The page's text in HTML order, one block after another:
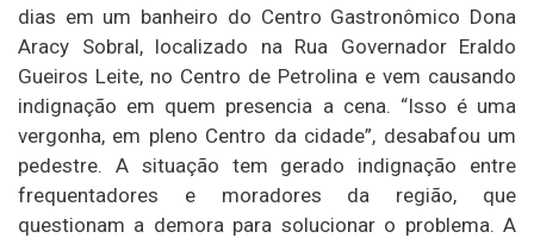
dias em um banheiro do Centro Gastronômico Dona
Aracy Sobral, localizado na Rua Governador Eraldo
Gueiros Leite, no Centro de Petrolina e vem causando
indignação em quem presencia a cena. “Isso é uma
vergonha, em pleno Centro da cidade”, desabafou um
pedestre. A situação tem gerado indignação entre
frequentadores e moradores da região, que
questionam a demora para solucionar o problema. A